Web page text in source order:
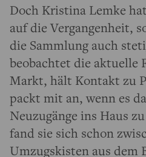
Doch Kristina Lemke
auf die Vergangenheit,
die Sammlung auch
beobachtet die aktuelle
Markt, hält Kontakt zu
packt mit an, wenn es
Neuzugänge ins Haus
fand sie sich schon
Umzugskisten aus dem